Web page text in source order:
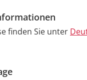
finden Sie unter